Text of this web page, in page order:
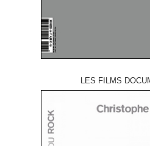
LES FILMS